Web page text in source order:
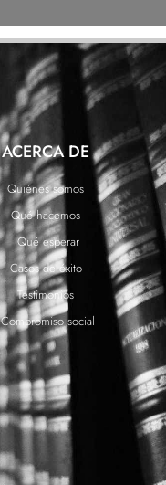
ACERCA DE
Quiénes somos
Qué hacemos
Qué esperar
Casos de éxito
Testimonios
Compromiso social